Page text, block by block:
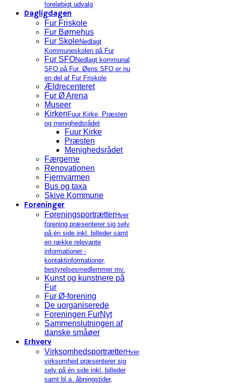
foreløbigt udvalg
Dagligdagen
Fur Friskole
Fur Børnehus
Fur SkoleNedlagt
Kommuneskolen på Fur
Fur SFONedlagt kommunal
SFO på Fur. Øens SFO er nu
en del af Fur Friskole
Ældrecenteret
Fur Ø Arena
Museer
Kirken Fuur Kirke, Præsten
og menighedsrådet
Fuur Kirke
Præsten
Menighedsrådet
Færgerne
Renovationen
Fjernvarmen
Bus og taxa
Skive Kommune
Foreninger
ForeningsportrætterHver
forening præsenterer sig selv
på én side inkl. billeder samt
en række relevante
informationer -
kontaktinformationer,
bestyrelsesmedlemmer mv.
Kunst og kunstnere på
Fur
Fur Ø-forening
De uorganiserede
Foreningen FurNyt
Sammenslutningen af
danske småøer
Erhverv
VirksomhedsportrætterHver
virksomhed præsenterer sig
selv på én side inkl. billeder
samt bl.a. åbningstider,